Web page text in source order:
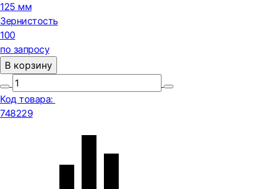
125 мм
Зернистость
100
по запросу
В корзину
Код товара:
748229